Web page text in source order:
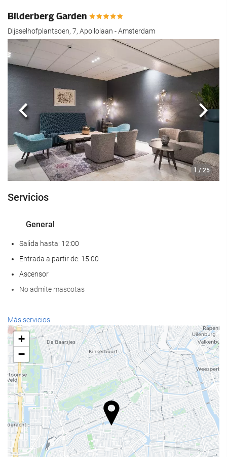
Bilderberg Garden
Dijsselhofplantsoen, 7, Apollolaan - Amsterdam
1 / 25
Anterior
Servicios
General
Salida hasta: 12:00
Entrada a partir de: 15:00
Ascensor
No admite mascotas
Servicios de recepción
Recepción 24 horas
Guardaequipaje
Comida y bebida
Restaurante a la carta
Bar
Bienestar
Más servicios
+
−